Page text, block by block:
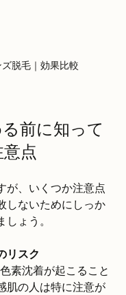
脱毛｜効果比較
前に知って
点
が、いくつか注意点
しないためにしっか
ょう。
リスク
肌の人は特に注意が